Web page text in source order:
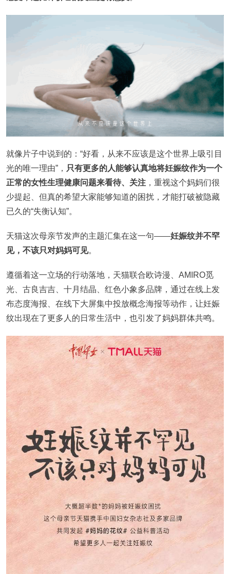
就像片子中说到的：“好看，从来不应该是这个世界上吸引目
光的唯一理由”， 只有更多的人能够认真地将妊娠纹作为一个
正常的女性生理健康问题来看待、关注 ，重视这个妈妈们很
少提起、但真的希望大家能够知道的困扰，才能打破被隐藏
已久的“失衡认知”。
天猫这次母亲节发声的主题汇集在这一句——妊娠纹并不罕
见，不该只对妈妈可见。
遵循着这一立场的行动落地，天猫联合欧诗漫、AMIRO觅
光、古良吉吉、十月结晶、红色小象多品牌，通过在线上发
布态度海报、在线下大屏集中投放概念海报等动作，让妊娠
纹出现在了更多人的日常生活中，也引发了妈妈群体共鸣。